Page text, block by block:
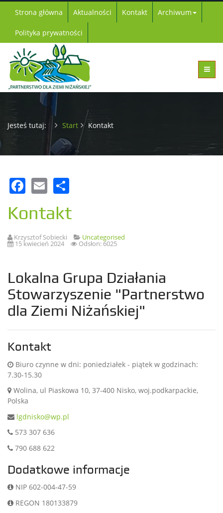
Strona główna Aktualności Kontakt Archiwum
Polityka prywatności
Jesteś tutaj: Start Kontakt
Facebook
Email
Kontakt
Krzysztof Sobiecki Uncategorised
15 kwiecień 2024 Odsłon: 6025
Lokalna Grupa Działania
Stowarzyszenie "Partnerstwo
dla Ziemi Niżańskiej"
Kontakt
Biuro czynne w dni: poniedziałek - piątek w godzinach:
7.30-15.30
Wolina, ul Piaskowa 10, 37-400 Nisko, woj.podkarpackie,
Polska
lgdnisko@wp.pl
573 307 636
790 688 622
Dodatkowe informacje
NIP 602-004-47-59
REGON 180133879